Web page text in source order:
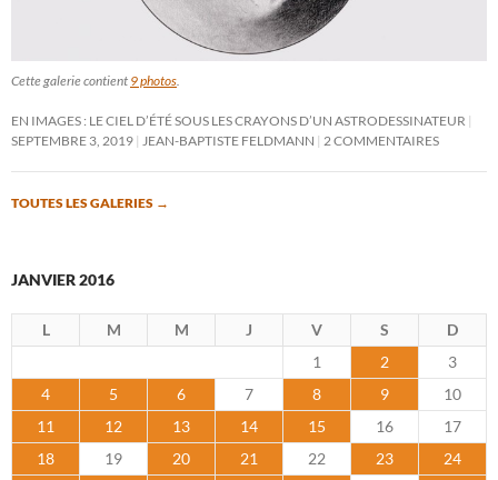
Cette galerie contient 9 photos.
EN IMAGES : LE CIEL D’ÉTÉ SOUS LES CRAYONS D’UN ASTRODESSINATEUR
SEPTEMBRE 3, 2019 JEAN-BAPTISTE FELDMANN 2 COMMENTAIRES
TOUTES LES GALERIES →
JANVIER 2016
L M M J V S
D
1
2
3
4
5 6 7 8 9
10
11
12 13 14 15 16
17
18
19 20 21 22 23
24